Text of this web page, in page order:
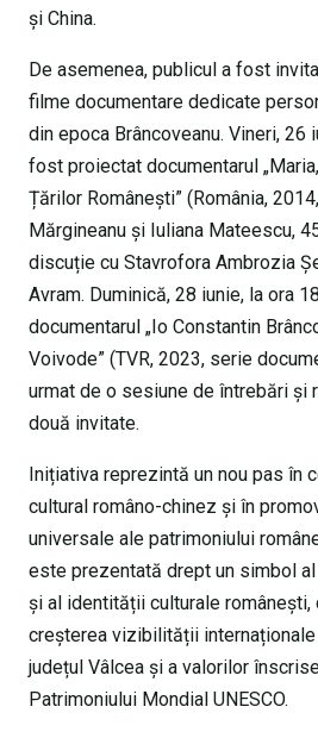
și China.
De asemenea, publicul a fost
filme documentare dedicate
din epoca Brâncoveanu. Vineri, 26
fost proiectat documentarul
Țărilor Românești” (România,
Mărgineanu și Iuliana Mateescu,
discuție cu Stavrofora Ambrozia
Avram. Duminică, 28 iunie, la ora
documentarul „Io Constantin
Voivode” (TVR, 2023, serie
urmat de o sesiune de întrebări și
două invitate.
Inițiativa reprezintă un nou pas în
cultural româno-chinez și în
universale ale patrimoniului
este prezentată drept un simbol
și al identității culturale românești,
creșterea vizibilității
județul Vâlcea și a valorilor
Patrimoniului Mondial UNESCO.